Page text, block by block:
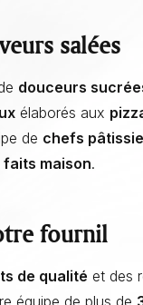
salées
douceurs
élaborés aux
de chefs
faits maison.
fournil
de qualité et des